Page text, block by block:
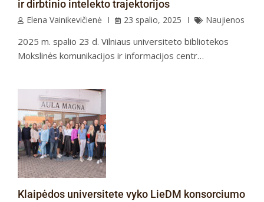
ir dirbtinio intelekto trajektorijos
Elena Vainikevičienė 23 spalio, 2025 Naujienos
2025 m. spalio 23 d. Vilniaus universiteto bibliotekos
Mokslinės komunikacijos ir informacijos centr…
Klaipėdos universitete vyko LieDM konsorciumo